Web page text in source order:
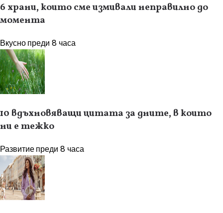
6 храни, които сме измивали неправилно до
момента
Вкуснопреди 8 часа
10 вдъхновяващи цитата за дните, в които
ни е тежко
Развитиепреди 8 часа